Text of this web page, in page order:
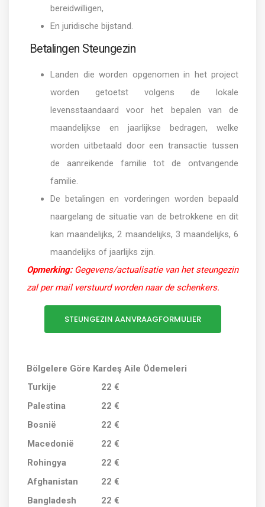
bereidwilligen,
En juridische bijstand.
Betalingen Steungezin
Landen die worden opgenomen in het project
worden getoetst volgens de lokale
levensstaandaard voor het bepalen van de
maandelijkse en jaarlijkse bedragen, welke
worden uitbetaald door een transactie tussen
de aanreikende familie tot de ontvangende
familie.
De betalingen en vorderingen worden bepaald
naargelang de situatie van de betrokkene en dit
kan maandelijks, 2 maandelijks, 3 maandelijks, 6
maandelijks of jaarlijks zijn.
Opmerking: Gegevens/actualisatie van het steungezin
zal per mail verstuurd worden naar de schenkers.
STEUNGEZIN AANVRAAGFORMULIER
Bölgelere Göre Kardeş Aile Ödemeleri
Turkije
22 €
Palestina
22 €
Bosnië
22 €
Macedonië
22 €
Rohingya
22 €
Afghanistan
22 €
Bangladesh
22 €